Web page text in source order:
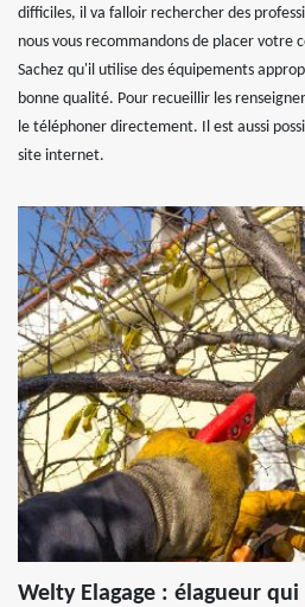
difficiles, il va falloir rechercher des
nous vous recommandons de placer votre
Sachez qu'il utilise des équipements
bonne qualité. Pour recueillir les
le téléphoner directement. Il est aussi
site internet.
Welty Elagage : élagueur